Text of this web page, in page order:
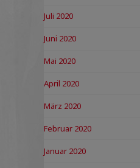
Juli 2020
Juni 2020
Mai 2020
April 2020
März 2020
Februar 2020
Januar 2020